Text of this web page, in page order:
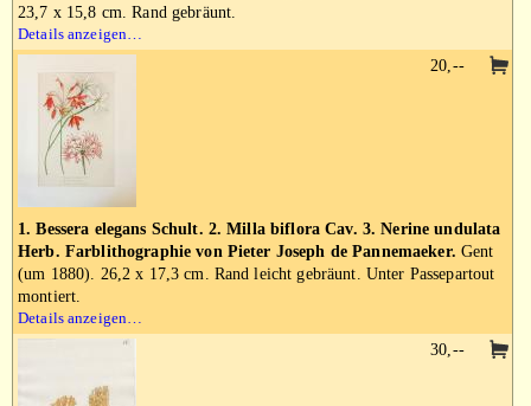
23,7 x 15,8 cm. Rand gebräunt.
Details anzeigen…
1. Bessera elegans Schult. 2. Milla biflora Cav. 3. Nerine undulata
Herb. Farblithographie von Pieter Joseph de Pannemaeker. Gent
(um 1880). 26,2 x 17,3 cm. Rand leicht gebräunt. Unter Passepartout
montiert.
Details anzeigen…
20,--
30,--